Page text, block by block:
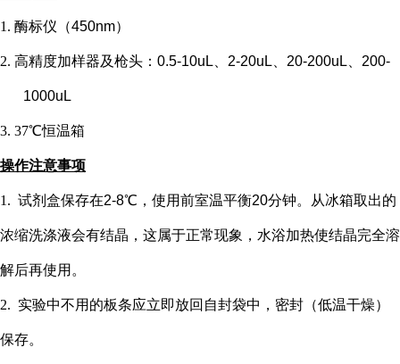
1. 酶标仪（450nm）
2. 高精度加样器及枪头： 0.5-10uL、2-20uL、20-200uL、200-
1000uL
3. 37℃恒温箱
操作注意事项
1. 试剂盒保存在2-8℃，使用前室温平衡20分钟。从冰箱取出的
浓缩洗涤液会有结晶，这属于正常现象，水浴加热使结晶完全溶
解后再使用。
2. 实验中不用的板条应立即放回自封袋中，密封（低温干燥）
保存。